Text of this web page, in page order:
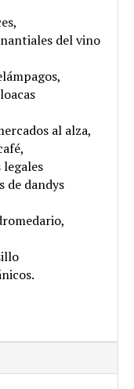
del vino
al alza,
de dandys